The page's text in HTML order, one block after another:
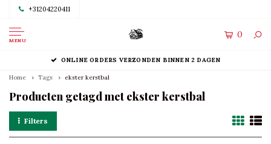
+31204220411
MENU
0
ONLINE ORDERS VERZONDEN BINNEN 2 DAGEN
Home Tags ekster kerstbal
Producten getagd met ekster kerstbal
Filters